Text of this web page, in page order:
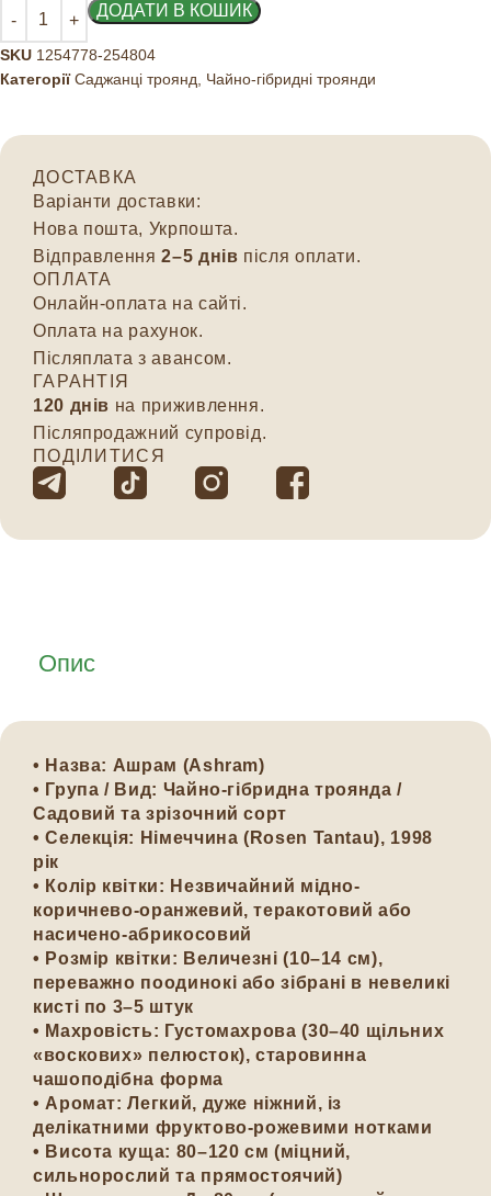
ДОДАТИ В КОШИК
SKU 1254778-254804
Категорії Саджанці троянд, Чайно-гібридні троянди
ДОСТАВКА
Варіанти доставки:
Нова пошта, Укрпошта.
Відправлення2–5 днів після оплати.
ОПЛАТА
Онлайн-оплата на сайті.
Оплата на рахунок.
Післяплата з авансом.
ГАРАНТІЯ
120 днів на приживлення.
Післяпродажний супровід.
ПОДІЛИТИСЯ
Опис
• Назва: Ашрам (Ashram)
• Група / Вид: Чайно-гібридна троянда /
Садовий та зрізочний сорт
•Селекція: Німеччина (Rosen Tantau), 1998
рік
• Колір квітки: Незвичайний мідно-
коричнево-оранжевий, теракотовий або
насичено-абрикосовий
• Розмір квітки: Величезні (10–14 см),
переважно поодинокі або зібрані в невеликі
кисті по 3–5 штук
• Махровість: Густомахрова (30–40 щільних
«воскових» пелюсток), старовинна
чашоподібна форма
• Аромат: Легкий, дуже ніжний, із
делікатними фруктово-рожевими нотками
• Висота куща: 80–120 см (міцний,
сильнорослий та прямостоячий)